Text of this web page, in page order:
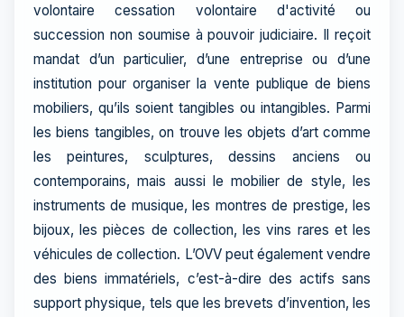
volontaire cessation volontaire d'activité ou
succession non soumise à pouvoir judiciaire. Il reçoit
mandat d’un particulier, d’une entreprise ou d’une
institution pour organiser la vente publique de biens
mobiliers, qu’ils soient tangibles ou intangibles. Parmi
les biens tangibles, on trouve les objets d’art comme
les peintures, sculptures, dessins anciens ou
contemporains, mais aussi le mobilier de style, les
instruments de musique, les montres de prestige, les
bijoux, les pièces de collection, les vins rares et les
véhicules de collection. L’OVV peut également vendre
des biens immatériels, c’est-à-dire des actifs sans
support physique, tels que les brevets d’invention, les